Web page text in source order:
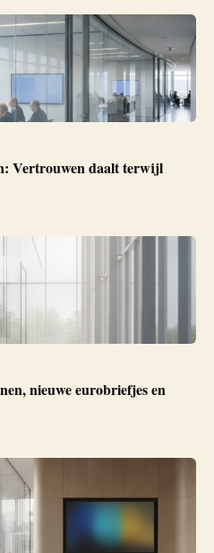
Vertrouwen daalt terwijl
nieuwe eurobriefjes en